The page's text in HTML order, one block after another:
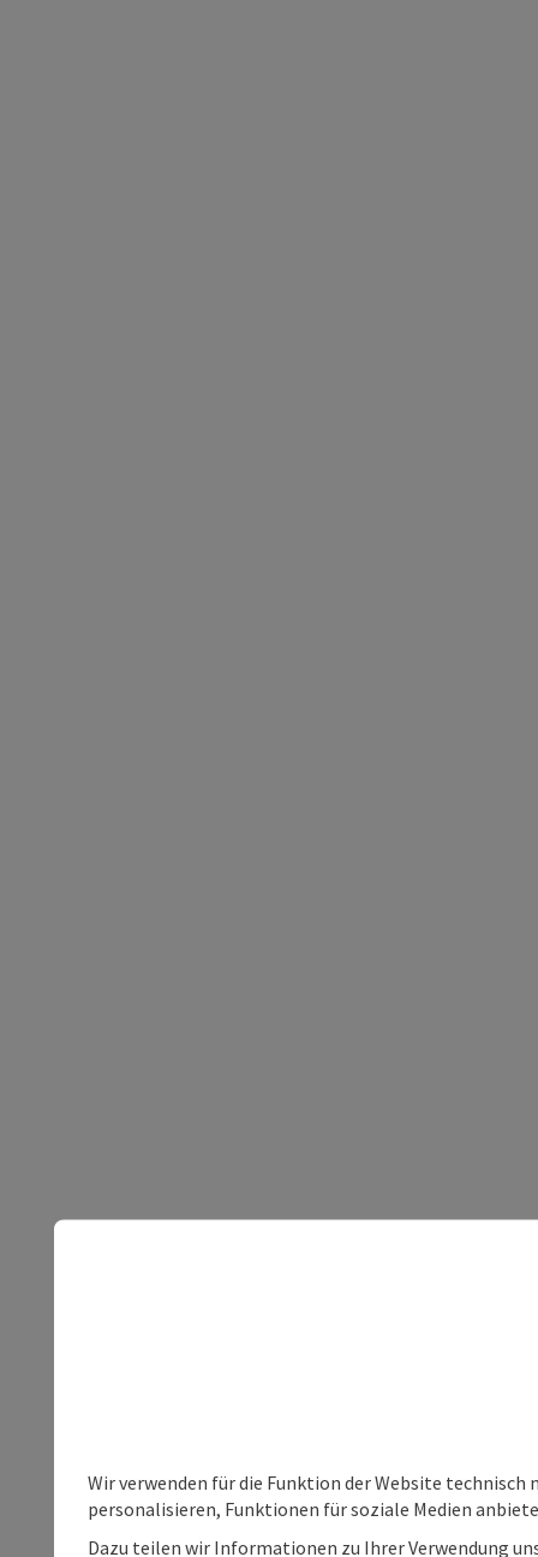
Wir verwenden für die Funktion der Website
personalisieren, Funktionen für soziale Medien
Dazu teilen wir Informationen zu Ihrer Verwendung